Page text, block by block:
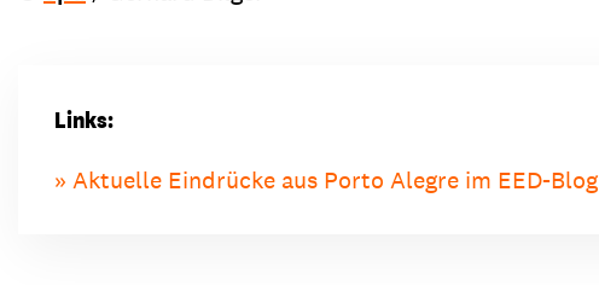
Links:
Aktuelle Eindrücke aus Porto Alegre im EED-Blog